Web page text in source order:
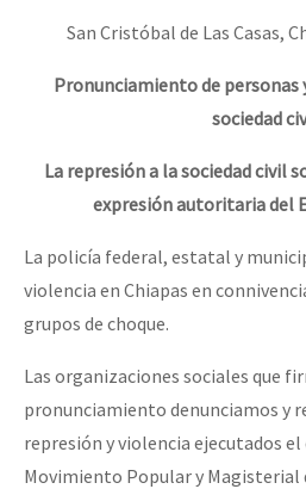
San Cristóbal de Las Casas,
Pronunciamiento de personas
sociedad
La represión a la sociedad civil
expresión autoritaria del
La policía federal, estatal y
violencia en Chiapas en
grupos de choque.
Las organizaciones sociales que
pronunciamiento denunciamos y
represión y violencia ejecutados
Movimiento Popular y Magisterial